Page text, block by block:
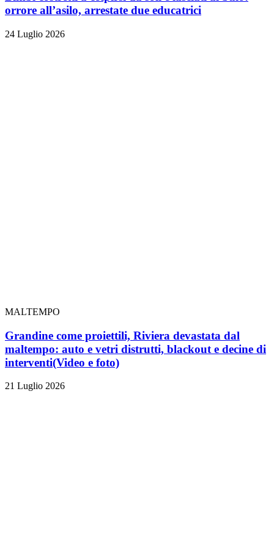
orrore all’asilo, arrestate due educatrici
24 Luglio 2026
MALTEMPO
Grandine come proiettili, Riviera devastata dal
maltempo: auto e vetri distrutti, blackout e decine di
interventi(Video e foto)
21 Luglio 2026